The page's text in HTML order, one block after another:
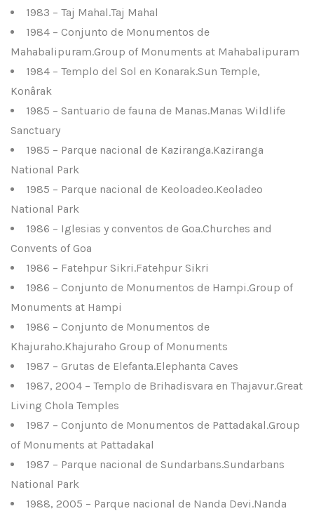
1983 – Taj Mahal.Taj Mahal
1984 – Conjunto de Monumentos de
Mahabalipuram.Group of Monuments at Mahabalipuram
1984 – Templo del Sol en Konarak.Sun Temple,
Konârak
1985 – Santuario de fauna de Manas.Manas Wildlife
Sanctuary
1985 – Parque nacional de Kaziranga.Kaziranga
National Park
1985 – Parque nacional de Keoloadeo.Keoladeo
National Park
1986 – Iglesias y conventos de Goa.Churches and
Convents of Goa
1986 – Fatehpur Sikri.Fatehpur Sikri
1986 – Conjunto de Monumentos de Hampi.Group of
Monuments at Hampi
1986 – Conjunto de Monumentos de
Khajuraho.Khajuraho Group of Monuments
1987 – Grutas de Elefanta.Elephanta Caves
1987, 2004 – Templo de Brihadisvara en Thajavur.Great
Living Chola Temples
1987 – Conjunto de Monumentos de Pattadakal.Group
of Monuments at Pattadakal
1987 – Parque nacional de Sundarbans.Sundarbans
National Park
1988, 2005 – Parque nacional de Nanda Devi.Nanda